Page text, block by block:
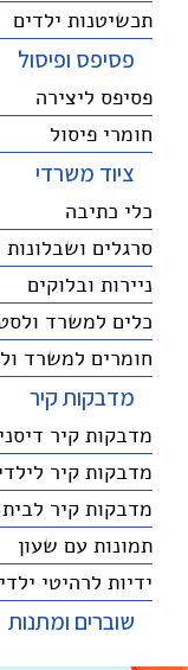
תכשיטנות ילדים
פסיפס ופיסול
פסיפס ליצירה
חומרי פיסול
ציוד משרדי
כלי כתיבה
סרגלים
ניירות ובלוקים
כלים למשרד
חומרים למשרד
מדבקות קיר
מדבקות קיר דיסני
מדבקות קיר
מדבקות קיר לבית
תמונות עם שעון
ידיות לרהיטי
שוברים ומתנות